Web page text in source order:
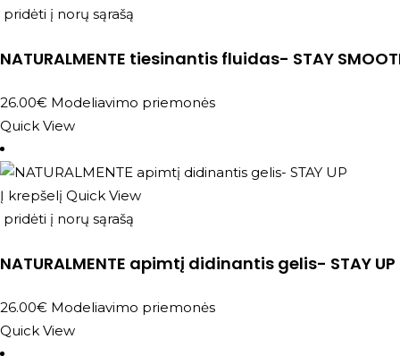
pridėti į norų sąrašą
NATURALMENTE tiesinantis fluidas- STAY
26.00€ Modeliavimo priemonės
Quick View
Į krepšelį Quick View
pridėti į norų sąrašą
NATURALMENTE apimtį didinantis gelis- STAY UP
26.00€ Modeliavimo priemonės
Quick View